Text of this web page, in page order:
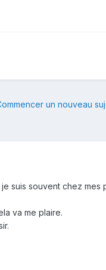
un nouveau
suis souvent chez mes
va me plaire.